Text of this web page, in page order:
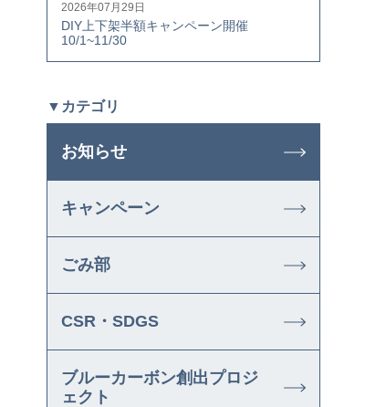
2026年07月29日
DIY上下架半額キャンペーン開催
10/1~11/30
▼カテゴリ
お知らせ
キャンペーン
ごみ部
CSR・SDGS
ブルーカーボン創出プロジ
ェクト